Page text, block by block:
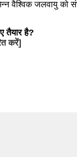
वैश्विक जलवायु को
तैयार है?
करें]